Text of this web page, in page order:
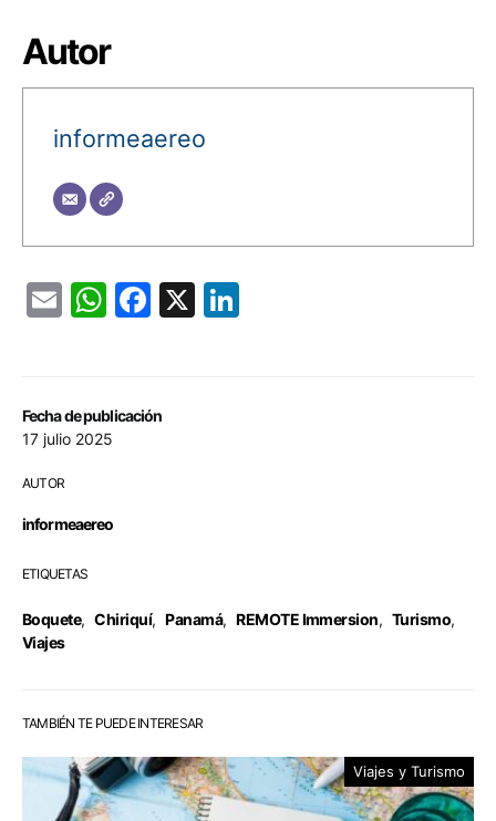
Fecha de publicación
17 julio 2025
AUTOR
informeaereo
ETIQUETAS
Boquete, Chiriquí, Panamá, REMOTE Immersion, Turismo,
Viajes
Autor
informeaereo
EmailWhatsApp
Facebook
X
TAMBIÉN TE PUEDE INTERESAR
Viajes y Turismo